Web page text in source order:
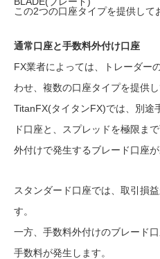
この2つの口座タイプを提供して
通常口座と手数料外付け口座
FX業者によっては、トレーダー
わせ、複数の口座タイプを提供
TitanFX(タイタンFX)では、別途
ド口座と、スプレッドを極限ま
外付けで発生するブレード口座が
スタンダード口座では、取引損
す。
一方、手数料外付けのブレード
手数料が発生します。